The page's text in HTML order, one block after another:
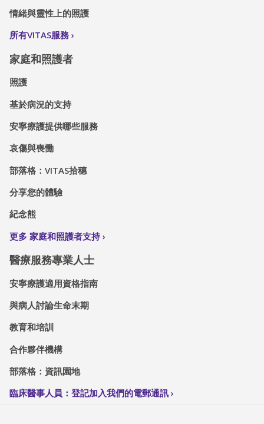
情緒與靈性上的照護
所有VITAS服務
家庭和照護者
照護
基於病況的支持
安寧療護提供哪些服務
哀傷與喪慟
部落格：VITAS拾穗
分享您的體驗
紀念熊
更多 家庭和照護者支持
醫療服務專業人士
安寧療護適用資格指南
與病人討論生命末期
教育和培訓
合作夥伴機構
部落格：資訊園地
臨床醫事人員：登記加入我們的電郵通訊